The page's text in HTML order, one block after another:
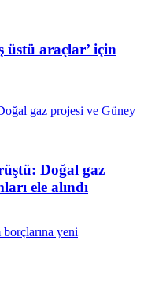
üstü araçlar’ için
Doğal gaz
ele alındı